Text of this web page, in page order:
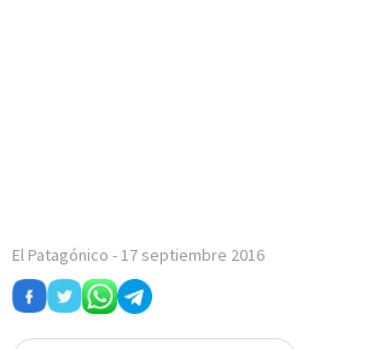
El Patagónico - 17 septiembre 2016